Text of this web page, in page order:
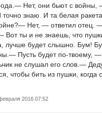
Нет, они бьют с войны,
знаю. И та белая
Нет, — ответил отец.
Вот ты и не знаешь, что
лучше будет слышно. Бум!
Пусть будет по-твоему, —
не слушал его слов.—
чтобы бить из пушки, когда
2016 07:52